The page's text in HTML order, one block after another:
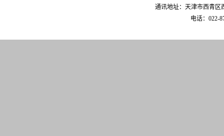
通讯地址：天津市西青区
电话：022-